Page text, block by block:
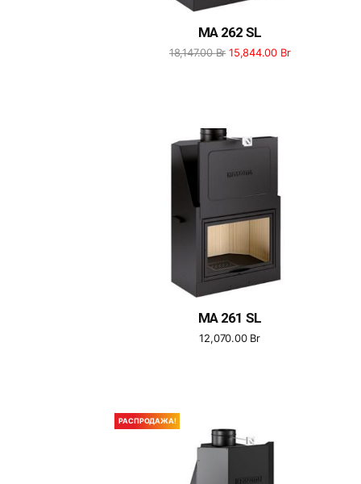
MA 262 SL
18,147.00Br 15,844.00 Br
MA 261 SL
12,070.00 Br
РАСПРОДАЖА!